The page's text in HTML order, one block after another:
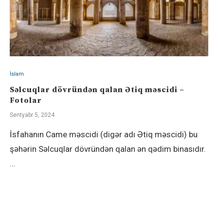
İslam
Səlcuqlar dövründən qalan Ətiq məscidi –
Fotolar
Sentyabr 5, 2024
İsfahanın Came məscidi (digər adı Ətiq məscidi) bu
şəhərin Səlcuqlar dövründən qalan ən qədim binasıdır.
…